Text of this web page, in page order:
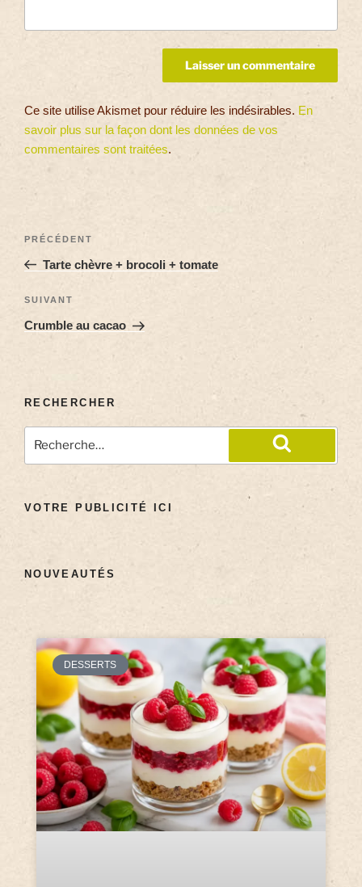
Ce site utilise Akismet pour réduire les indésirables. En
savoir plus sur la façon dont les données de vos
commentaires sont traitées.
PRÉCÉDENT
Tarte chèvre + brocoli + tomate
SUIVANT
Crumble au cacao
RECHERCHER
VOTRE PUBLICITÉ ICI
NOUVEAUTÉS
DESSERTS